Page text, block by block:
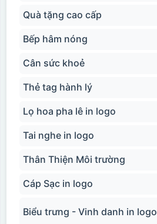
Quà tặng cao cấp
Bếp hâm nóng
Cân sức khoẻ
Thẻ tag hành lý
Lọ hoa pha lê in logo
Tai nghe in logo
Thân Thiện Môi trường
Cáp Sạc in logo
Biểu trưng - Vinh danh in logo